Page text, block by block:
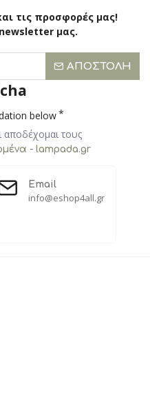
τις προσφορές μας!
μας.
ΑΠΟΣΤΟΛΉ
below
αποδέχομαι τους
- lampada.gr
Email
info@eshop4all.gr